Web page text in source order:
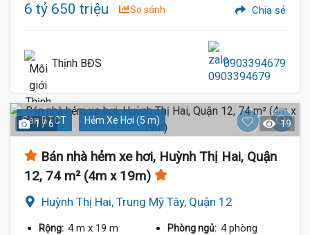
6 tỷ 650 triệu So sánh Chia sẻ
Thịnh BĐS 0903394679
Sàn BTCT Hẻm Xe Hơi (5 m)
1 / 6 19
Bán nhà hẻm xe hơi, Huỳnh Thị Hai, Quận
12, 74 m² (4m x 19m)
Huỳnh Thị Hai, Trung Mỹ Tây, Quận 12
Rộng: 4 m x 19 m Phòng ngủ: 4 phòng